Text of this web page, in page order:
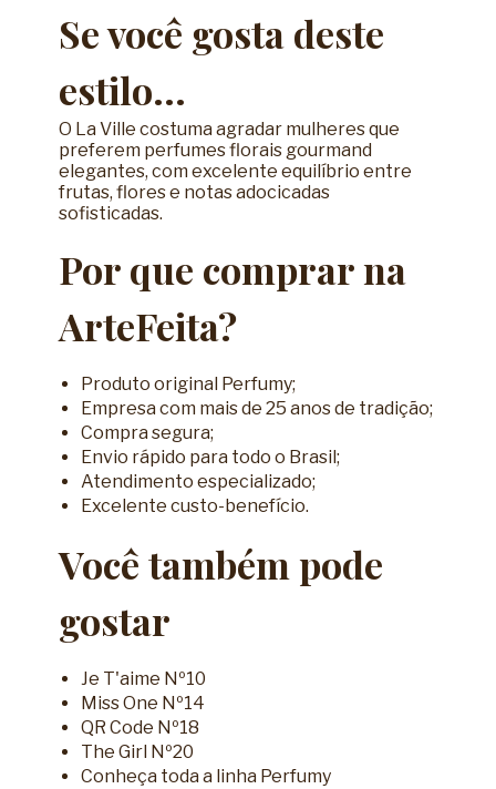
Se você gosta deste
estilo...
O La Ville costuma agradar mulheres que
preferem perfumes florais gourmand
elegantes, com excelente equilíbrio entre
frutas, flores e notas adocicadas
sofisticadas.
Por que comprar na
ArteFeita?
Produto original Perfumy;
Empresa com mais de 25 anos de tradição;
Compra segura;
Envio rápido para todo o Brasil;
Atendimento especializado;
Excelente custo-benefício.
Você também pode
gostar
Je T'aime Nº10
Miss One Nº14
QR Code Nº18
The Girl Nº20
Conheça toda a linha Perfumy